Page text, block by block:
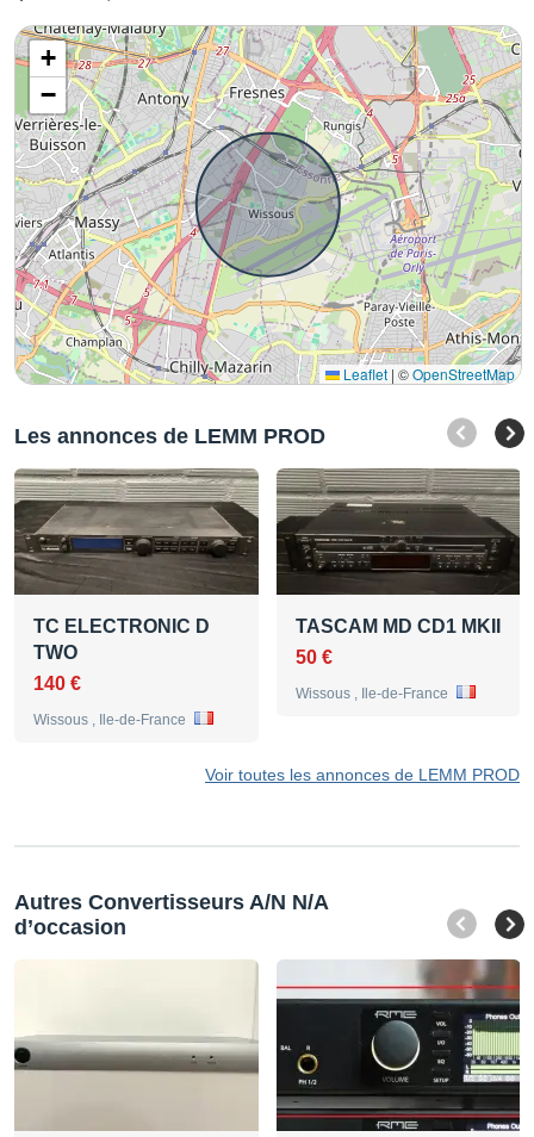
+
−
Leaflet | ©OpenStreetMap
Les annonces de LEMM PROD
TC ELECTRONIC D
TWO
140 €
Wissous , Ile-de-France
TASCAM MD CD1 MKII
50 €
Wissous , Ile-de-France
Voir toutes les annonces de LEMM PROD
Autres Convertisseurs A/N N/A
d’occasion